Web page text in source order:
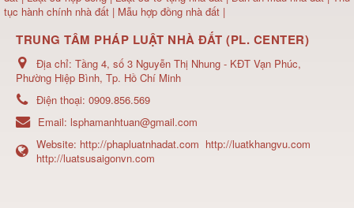
tục hành chính nhà đất | Mẫu hợp đồng nhà đất |
TRUNG TÂM PHÁP LUẬT NHÀ ĐẤT (PL. CENTER)
Địa chỉ: Tầng 4, số 3 Nguyễn Thị Nhung - KĐT Vạn Phúc,
Phường Hiệp Bình, Tp. Hồ Chí Minh
Điện thoại: 0909.856.569
Email: lsphamanhtuan@gmail.com
Website: http://phapluatnhadat.com http://luatkhangvu.com
http://luatsusaigonvn.com